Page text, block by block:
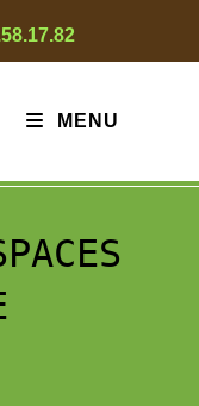
MENU